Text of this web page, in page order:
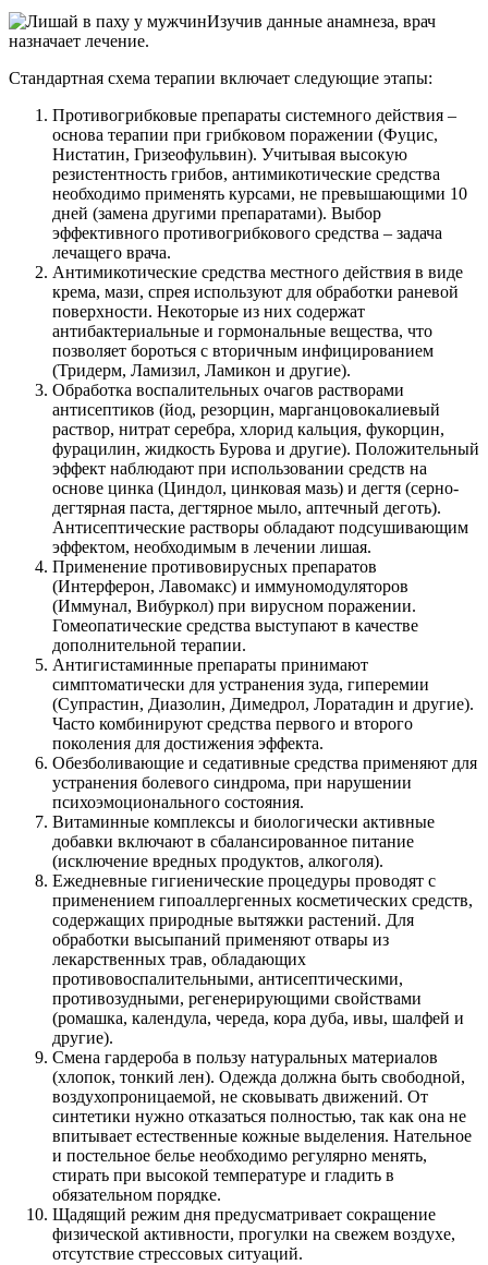
Изучив данные анамнеза, врач
назначает лечение.
Стандартная схема терапии включает следующие этапы:
Противогрибковые препараты системного действия –
основа терапии при грибковом поражении (Фуцис,
Нистатин, Гризеофульвин). Учитывая высокую
резистентность грибов, антимикотические средства
необходимо применять курсами, не превышающими 10
дней (замена другими препаратами). Выбор
эффективного противогрибкового средства – задача
лечащего врача.
Антимикотические средства местного действия в виде
крема, мази, спрея используют для обработки раневой
поверхности. Некоторые из них содержат
антибактериальные и гормональные вещества, что
позволяет бороться с вторичным инфицированием
(Тридерм, Ламизил, Ламикон и другие).
Обработка воспалительных очагов растворами
антисептиков (йод, резорцин, марганцовокалиевый
раствор, нитрат серебра, хлорид кальция, фукорцин,
фурацилин, жидкость Бурова и другие). Положительный
эффект наблюдают при использовании средств на
основе цинка (Циндол, цинковая мазь) и дегтя (серно-
дегтярная паста, дегтярное мыло, аптечный деготь).
Антисептические растворы обладают подсушивающим
эффектом, необходимым в лечении лишая.
Применение противовирусных препаратов
(Интерферон, Лавомакс) и иммуномодуляторов
(Иммунал, Вибуркол) при вирусном поражении.
Гомеопатические средства выступают в качестве
дополнительной терапии.
Антигистаминные препараты принимают
симптоматически для устранения зуда, гиперемии
(Супрастин, Диазолин, Димедрол, Лоратадин и другие).
Часто комбинируют средства первого и второго
поколения для достижения эффекта.
Обезболивающие и седативные средства применяют для
устранения болевого синдрома, при нарушении
психоэмоционального состояния.
Витаминные комплексы и биологически активные
добавки включают в сбалансированное питание
(исключение вредных продуктов, алкоголя).
Ежедневные гигиенические процедуры проводят с
применением гипоаллергенных косметических средств,
содержащих природные вытяжки растений. Для
обработки высыпаний применяют отвары из
лекарственных трав, обладающих
противовоспалительными, антисептическими,
противозудными, регенерирующими свойствами
(ромашка, календула, череда, кора дуба, ивы, шалфей и
другие).
Смена гардероба в пользу натуральных материалов
(хлопок, тонкий лен). Одежда должна быть свободной,
воздухопроницаемой, не сковывать движений. От
синтетики нужно отказаться полностью, так как она не
впитывает естественные кожные выделения. Нательное
и постельное белье необходимо регулярно менять,
стирать при высокой температуре и гладить в
обязательном порядке.
Щадящий режим дня предусматривает сокращение
физической активности, прогулки на свежем воздухе,
отсутствие стрессовых ситуаций.